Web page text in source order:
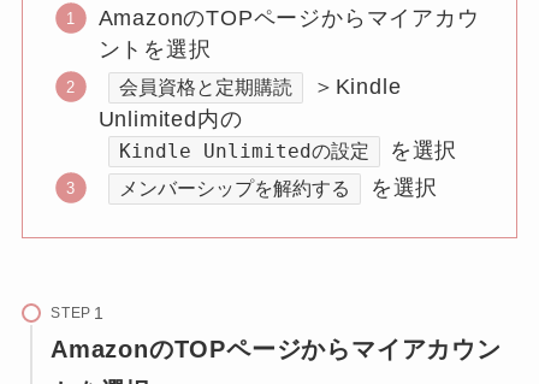
AmazonのTOPページからマイアカウ
ントを選択
会員資格と定期購読
＞Kindle
Unlimited内の
Kindle Unlimitedの設定 を選択
メンバーシップを解約する を選択
STEP
AmazonのTOPページからマイアカウン